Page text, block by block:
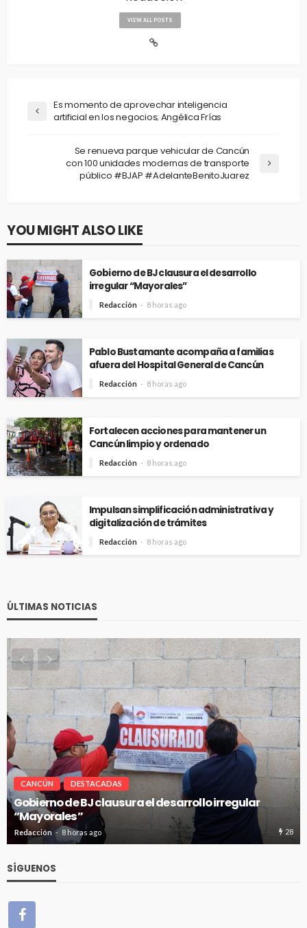
VIEW ALL POSTS
Es momento de aprovechar inteligencia
artificial en los negocios; Angélica Frías
Se renueva parque vehicular de Cancún
con 100 unidades modernas de transporte
público #BJAP #AdelanteBenitoJuarez
YOU MIGHT ALSO LIKE
Gobierno de BJ clausura el desarrollo
irregular “Mayorales”
Redacción 8 horas ago
Pablo Bustamante acompaña a familias
afuera del Hospital General de Cancún
Redacción 8 horas ago
Fortalecen acciones para mantener un
Cancún limpio y ordenado
Redacción 8 horas ago
Impulsan simplificación administrativa y
digitalización de trámites
Redacción 8 horas ago
ÚLTIMAS NOTICIAS
CANCÚN DESTACADAS
Pablo Bustamante acompaña a familias afuera del
Hospital General de Cancún
Redacción 8 horas ago 29
SÍGUENOS